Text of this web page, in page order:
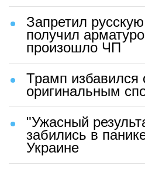
Запретил
получил
произошло ЧП
Трамп избавился
оригинальным
"Ужасный
забились в
Украине